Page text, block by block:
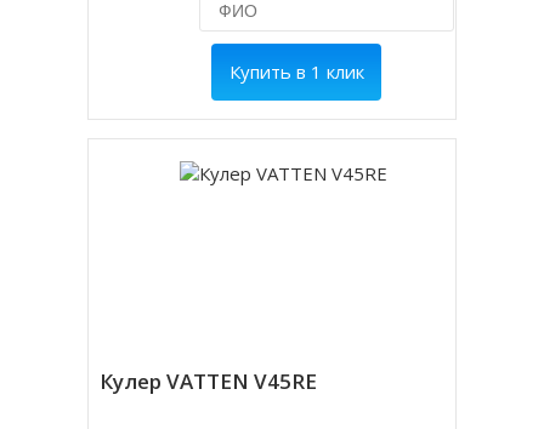
Купить в 1 клик
Кулер VATTEN V45RE